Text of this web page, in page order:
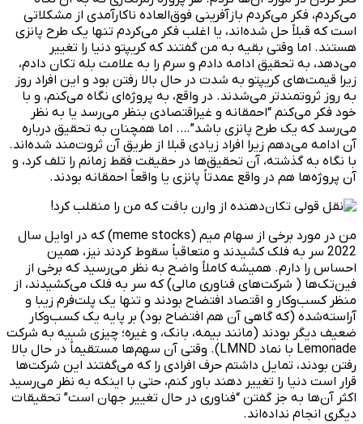
می‌کردم، فکر می‌کردم بازآفرینی فوق‌العاده ناکارآمدی از مشکلاتی
است که قبلاً حل شده‌اند، یا اغلب فکر می‌کردم تنها یک طرح پانزی
هستند. اما وقتی بقیه به من گفتند که کریپتو دنیا را تغییر
می‌دهد، به تحقیق ادامه دادم و سرم را به علامت بله تکان دادم،
زیرا قیمت‌های کریپتو به شدت در حال بالا رفتن بود و این افراد روز
به روز ثروتمندتر می‌شدند. در واقع، به پروژه‌ای نگاه می‌کنم، و با
خود فکر می‌کنم “احمقانه و غیراقتصادی بنظر می‌رسد یا به نظر
می‌رسد که یک طرح پانزی باشد”…. اما همچنان به تحقیق درباره
آن ادامه می‌دهم زیرا افراد زیادی قبلا از طریق آن ثروت‌مند شده‌اند.
با نگاه به گذشته، آن تحقیق‌ها در حقیقت فقط زمانم را تلف کرد، و
آن پروژه‌ها هم در واقع عمدتاً پانزی یا واقعاً احمقانه بودند.
من در مورد برخی از سهام میم (meme stocks) که در اوایل سال
2022 سر به فلک کشیدند و متعاقباً سقوط کردند نیز، همین
احساس را دارم. همیشه کاملاً واضح به نظر می‌رسید که برخی از
فین‌تک‌ها ( شرکت‌های فناوری مالی) که سر به فلک می‌کشیدند، از
منظر کسب‌و‌کار و اقتصاد افتضاح بودند و تنها یک پلت‌فرم زیبا و
آراسته‌شده (که گاهی آن هم افتضاح بود) بر پایه یک کسب‌وکار
ضعیف دیگر بودند (مانند بیمه، بانک، و غیره؛ چیزی شبیه به شرکت
Lemonade با نماد LMND). وقتی آن سهم‌ها مستقیماً در حال بالا
رفتن بودند، تمایل داشتم حرف افرادی را که می‌گفتند این شرکت‌ها
قرار است دنیا را تغییر دهند باور کنم، حتی با اینکه به نظر می‌رسید
اکثر آن‌ها به جز گفتن “فناوری در حال تغییر جهان است” تحقیقات
دیگری انجام نداده‌اند.